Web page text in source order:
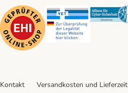
Security Security
Kontakt Versandkosten und Lieferzeit